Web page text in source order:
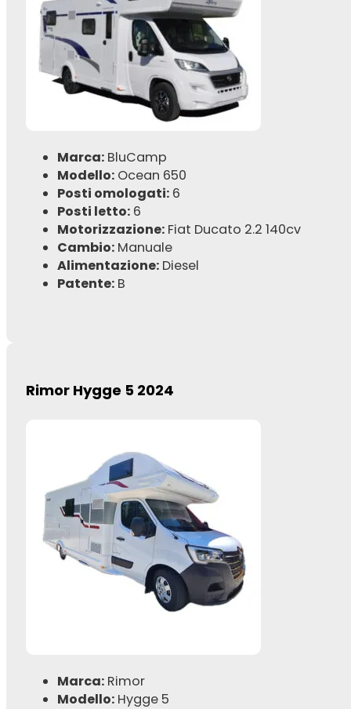
Marca: BluCamp
Modello: Ocean 650
Posti omologati: 6
Posti letto: 6
Motorizzazione: Fiat Ducato 2.2 140cv
Cambio: Manuale
Alimentazione: Diesel
Patente: B
Rimor Hygge 5 2024
Marca: Rimor
Modello: Hygge 5